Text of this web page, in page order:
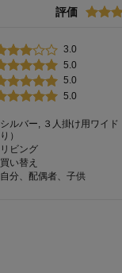
評価
3.0
5.0
5.0
5.0
シルバー, ３人掛け用ワイド
り）
リビング
買い替え
自分、配偶者、子供